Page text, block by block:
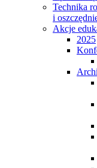
Technika
i
Akcje
2025